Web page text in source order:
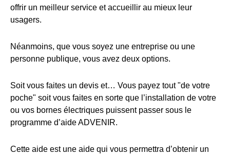
offrir un meilleur service et accueillir au mieux leur
usagers.
Néanmoins, que vous soyez une entreprise ou une
personne publique, vous avez deux options.
Soit vous faites un devis et… Vous payez tout "de votre
poche" soit vous faites en sorte que l’installation de votre
ou vos bornes électriques puissent passer sous le
programme d’aide ADVENIR.
Cette aide est une aide qui vous permettra d’obtenir un